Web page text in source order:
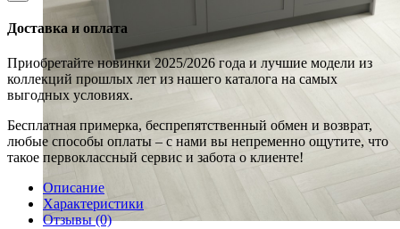
Доставка и оплата
Приобретайте новинки 2025/2026 года и лучшие модели из
коллекций прошлых лет из нашего каталога на самых
выгодных условиях.
Бесплатная примерка, беспрепятственный обмен и возврат,
любые способы оплаты – с нами вы непременно ощутите, что
такое первоклассный сервис и забота о клиенте!
Описание
Характеристики
Отзывы (0)